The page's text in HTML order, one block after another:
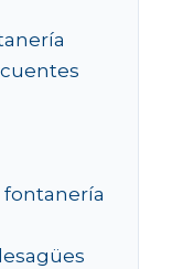
fontanería